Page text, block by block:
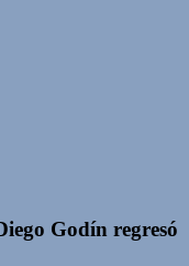
Godín regresó